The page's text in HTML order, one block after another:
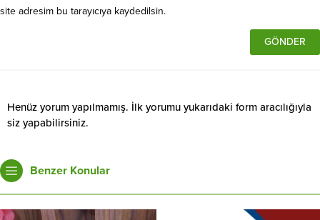
site adresim bu tarayıcıya kaydedilsin.
Henüz yorum yapılmamış. İlk yorumu yukarıdaki form aracılığıyla
siz yapabilirsiniz.
Benzer Konular